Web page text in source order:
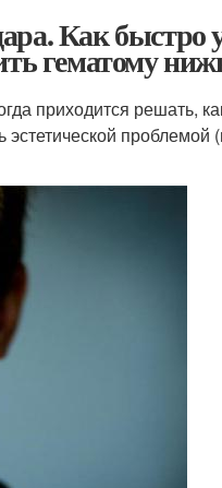
Как быстро
гематому
приходится решать,
проблемой